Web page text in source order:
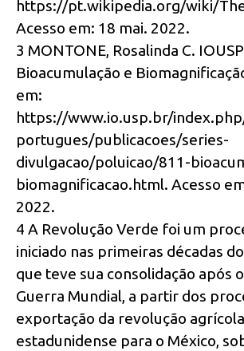
https://pt.wikipedia.org/wiki/
Acesso em: 18 mai. 2022.
3 MONTONE, Rosalinda C.
Bioacumulação e
em:
https://www.io.usp.br/
portugues/publicacoes/series-
divulgacao/poluicao/811-
biomagnificacao.html. Acesso
2022.
4 A Revolução Verde foi um
iniciado nas primeiras décadas
que teve sua consolidação após
Guerra Mundial, a partir dos
exportação da revolução agrícola
estadunidense para o México,